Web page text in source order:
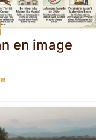
en image